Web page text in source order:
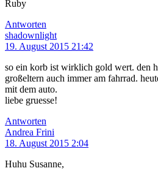
Ruby
Antworten
shadownlight
19. August 2015 21:42
so ein korb ist wirklich gold wert. den
großeltern auch immer am fahrrad.
mit dem auto.
liebe gruesse!
Antworten
Andrea Frini
18. August 2015 2:04
Huhu Susanne,